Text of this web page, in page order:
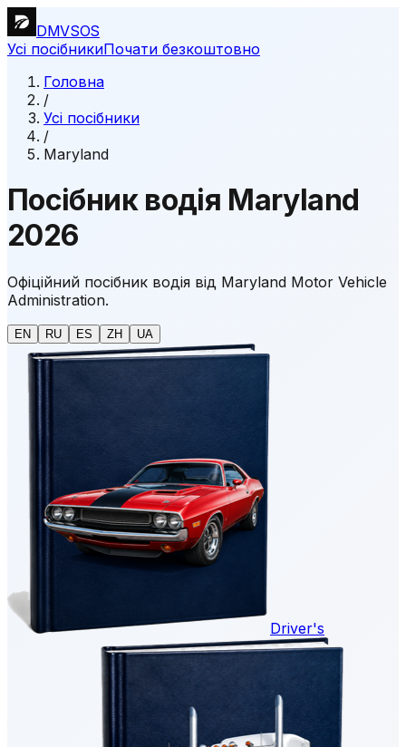
DMVSOS
Усі посібникиПочати безкоштовно
Головна
/
Усі посібники
/
Maryland
Посібник водія Maryland
2026
Офіційний посібник водія від Maryland Motor Vehicle
Administration.
EN RU ES ZH UA
Driver's